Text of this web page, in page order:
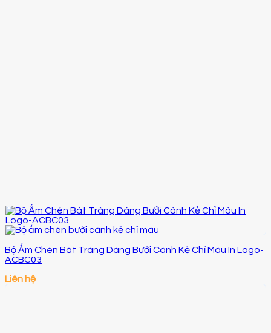
Bộ Ấm Chén Bát Tràng Dáng Bưởi Cành Kẻ Chỉ Màu In Logo-
ACBC03
Liên hệ